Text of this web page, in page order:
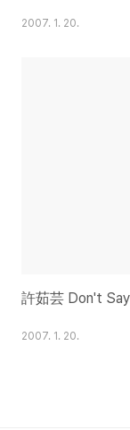
2007. 1. 20.
許茹芸 Don't
2007. 1. 20.